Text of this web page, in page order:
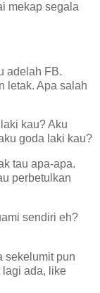
mekap segala
adelah FB.
letak. Apa salah
kau? Aku
goda laki kau?
tau apa-apa.
perbetulkan
sendiri eh?
sekelumit pun
lagi ada, like